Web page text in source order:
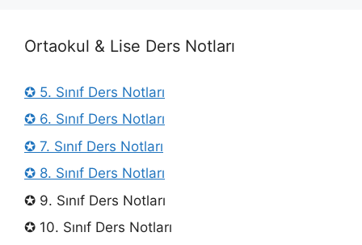
Ortaokul & Lise Ders Notları
✪ 5. Sınıf Ders Notları
✪ 6. Sınıf Ders Notları
✪ 7. Sınıf Ders Notları
✪ 8. Sınıf Ders Notları
✪ 9. Sınıf Ders Notları
✪ 10. Sınıf Ders Notları